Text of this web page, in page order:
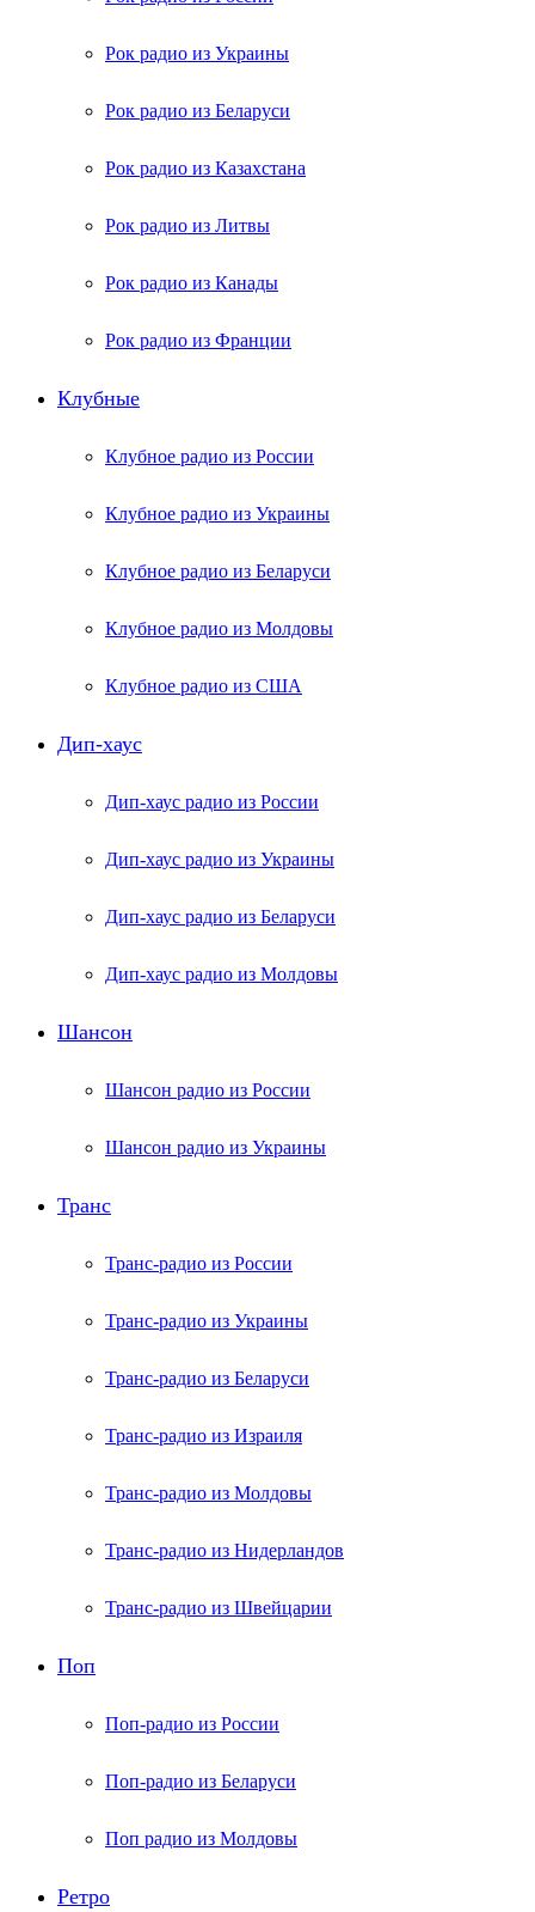
Рок радио из Украины
Рок радио из Беларуси
Рок радио из Казахстана
Рок радио из Литвы
Рок радио из Канады
Рок радио из Франции
Клубные
Клубное радио из России
Клубное радио из Украины
Клубное радио из Беларуси
Клубное радио из Молдовы
Клубное радио из США
Дип-хаус
Дип-хаус радио из России
Дип-хаус радио из Украины
Дип-хаус радио из Беларуси
Дип-хаус радио из Молдовы
Шансон
Шансон радио из России
Шансон радио из Украины
Транс
Транс-радио из России
Транс-радио из Украины
Транс-радио из Беларуси
Транс-радио из Израиля
Транс-радио из Молдовы
Транс-радио из Нидерландов
Транс-радио из Швейцарии
Поп
Поп-радио из России
Поп-радио из Беларуси
Поп радио из Молдовы
Ретро